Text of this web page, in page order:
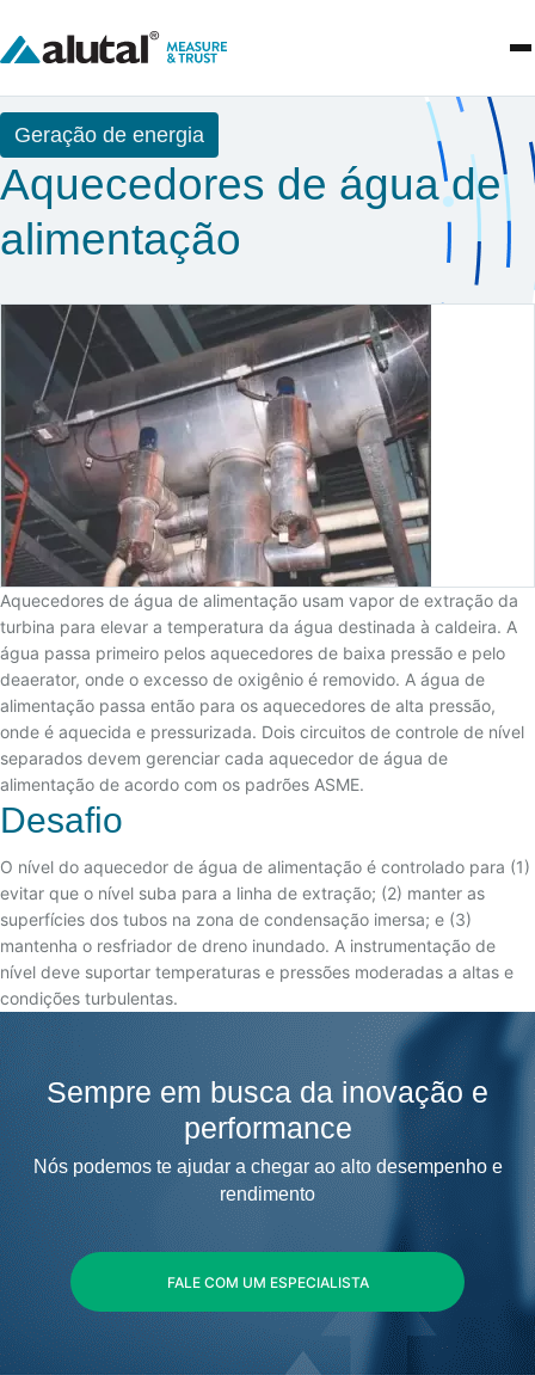
Geração de energia
Aquecedores de água de
alimentação
Aquecedores de água de alimentação usam vapor de extração da
turbina para elevar a temperatura da água destinada à caldeira. A
água passa primeiro pelos aquecedores de baixa pressão e pelo
deaerator, onde o excesso de oxigênio é removido. A água de
alimentação passa então para os aquecedores de alta pressão,
onde é aquecida e pressurizada. Dois circuitos de controle de nível
separados devem gerenciar cada aquecedor de água de
alimentação de acordo com os padrões ASME.
Desafio
O nível do aquecedor de água de alimentação é controlado para (1)
evitar que o nível suba para a linha de extração; (2) manter as
superfícies dos tubos na zona de condensação imersa; e (3)
mantenha o resfriador de dreno inundado. A instrumentação de
nível deve suportar temperaturas e pressões moderadas a altas e
condições turbulentas.
Sempre em busca da inovação e
performance
Nós podemos te ajudar a chegar ao alto desempenho e
rendimento
FALE COM UM ESPECIALISTA